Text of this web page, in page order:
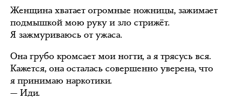
Женщина хватает огромные ножницы, зажимает
подмышкой мою руку и зло стрижёт.
Я зажмуриваюсь от ужаса.
Она грубо кромсает мои ногти, а я трясусь вся.
Кажется, она осталась совершенно уверена, что
я принимаю наркотики.
— Иди.